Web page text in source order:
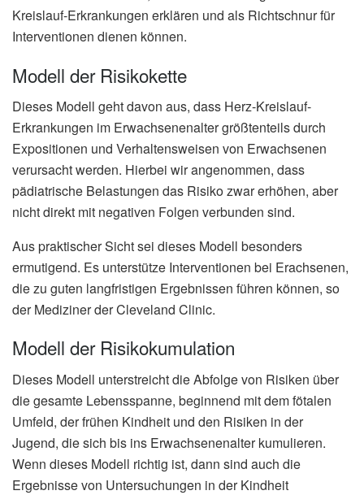
Kreislauf-Erkrankungen erklären und als Richtschnur für
Interventionen dienen können.
Modell der Risikokette
Dieses Modell geht davon aus, dass Herz-Kreislauf-
Erkrankungen im Erwachsenenalter größtenteils durch
Expositionen und Verhaltensweisen von Erwachsenen
verursacht werden. Hierbei wir angenommen, dass
pädiatrische Belastungen das Risiko zwar erhöhen, aber
nicht direkt mit negativen Folgen verbunden sind.
Aus praktischer Sicht sei dieses Modell besonders
ermutigend. Es unterstütze Interventionen bei Erachsenen,
die zu guten langfristigen Ergebnissen führen können, so
der Mediziner der Cleveland Clinic.
Modell der Risikokumulation
Dieses Modell unterstreicht die Abfolge von Risiken über
die gesamte Lebensspanne, beginnend mit dem fötalen
Umfeld, der frühen Kindheit und den Risiken in der
Jugend, die sich bis ins Erwachsenenalter kumulieren.
Wenn dieses Modell richtig ist, dann sind auch die
Ergebnisse von Untersuchungen in der Kindheit